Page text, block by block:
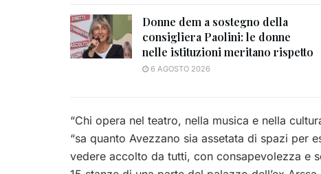
Donne dem a sostegno della
consigliera Paolini: le donne
nelle istituzioni meritano rispetto
6 AGOSTO 2026
“Chi opera nel teatro, nella musica e nella
“sa quanto Avezzano sia assetata di spazi per
vedere accolto da tutti, con consapevolezza e